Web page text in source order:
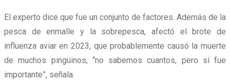
El experto dice que fue un conjunto de factores. Además de la
pesca de enmalle y la sobrepesca, afectó el brote de
influenza aviar en 2023, que probablemente causó la muerte
de muchos pingüinos, “no sabemos cuantos, pero sí fue
importante”, señala.